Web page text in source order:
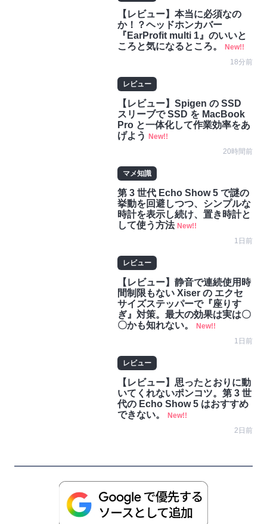
【レビュー】本当に必須なの
か！？ヘッドホンカバー
『EarProfit multi 1』のいいと
ころと気になるところ。
New!!
18分前
レビュー
【レビュー】Spigen の SSD
スリーブで SSD を MacBook
Pro と一体化して作業効率をあ
げよう
New!!
20時間前
マメ知識
第 3 世代 Echo Show 5 で謎の
挙動を回避しつつ、シンプルな
時計を表示し続け、置き時計と
して使う方法 New!!
1日前
レビュー
【レビュー】静音で連続使用時
間制限もない Xiser の エクセ
サイズステッパーで『座りす
ぎ』対策。最大の効果は実は〇
〇かも知れない。
New!!
1日前
レビュー
【レビュー】思ったとおりに動
いてくれないポンコツ。第 3 世
代の Echo Show 5 はおすすめ
できない。
New!!
2日前